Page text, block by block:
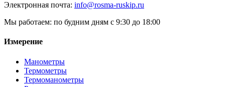
Электронная почта: info@rosma-ruskip.ru
Мы работаем: по будним дням с 9:30 до 18:00
Измерение
Манометры
Термометры
Термоманометры